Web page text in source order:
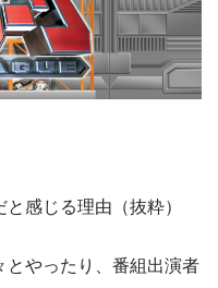
感じる理由（抜粋）
とやったり、番組出演者